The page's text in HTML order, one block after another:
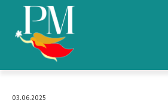
03.06.2025